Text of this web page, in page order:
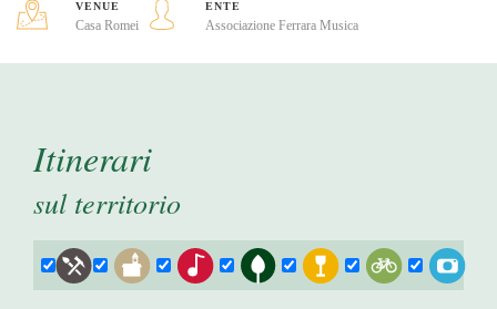
VENUE
Casa Romei
ENTE
Associazione Ferrara Musica
Itinerari
sul territorio